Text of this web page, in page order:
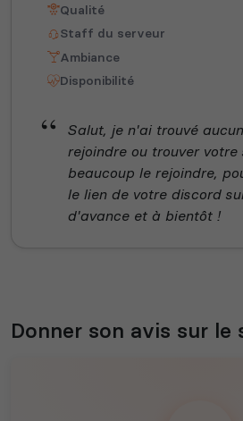
Qualité
Staff du serveur
Ambiance
Disponibilité
Salut, je n'ai trouvé
rejoindre ou trouver
beaucoup le rejoindre,
le lien de votre discord
d'avance et à bientôt !
Donner son avis sur le